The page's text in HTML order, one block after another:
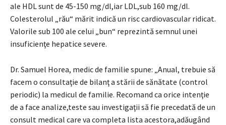
ale HDL sunt de 45-150 mg/dl,iar LDL,sub 160 mg/dl.
Colesterolul „rău“ mărit indică un risc cardiovascular ridicat.
Valorile sub 100 ale celui „bun“ reprezintă semnul unei
insuficienţe hepatice severe.
Dr. Samuel Horea, medic de familie spune: „Anual, trebuie să
facem o consultaţie de bilanţ a stării de sănătate (control
periodic) la medicul de familie. Recomand ca orice intenţie
de a face analize,teste sau investigaţii să fie precedată de un
consult medical care va completa lista acestora,adăugând